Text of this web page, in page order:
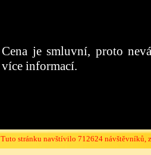
Cena je smluvní, proto
více informací.
Tuto stránku navštívilo 712624 návštěvníků,